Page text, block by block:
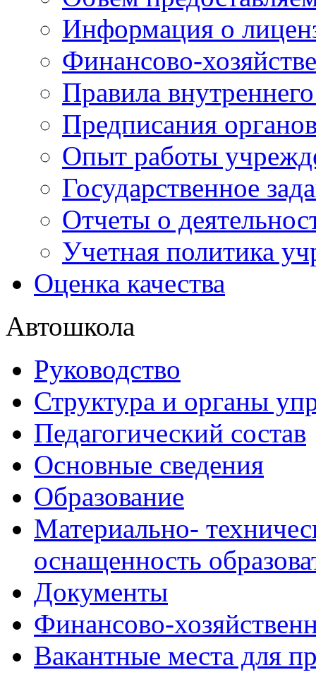
Информация о
Финансово-
Правила
Предписания
Опыт работы
Государственное
Отчеты о
Учетная политика
Оценка качества
Автошкола
Руководство
Структура и органы
Педагогический состав
Основные сведения
Образование
Материально-
оснащенность
Документы
Финансово-
Вакантные места для